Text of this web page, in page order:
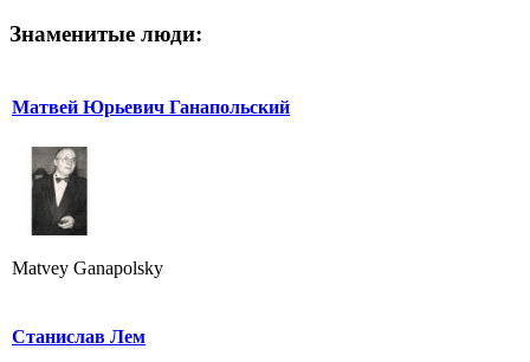
Знаменитые люди:
Матвей Юрьевич Ганапольский
Matvey Ganapolsky
Станислав Лем